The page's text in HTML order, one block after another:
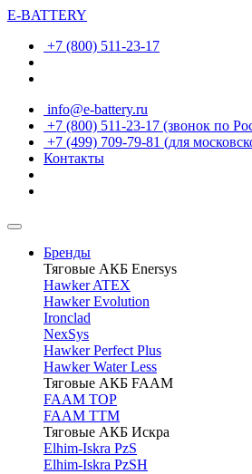
E-BATTERY
+7 (800) 511-23-17
info@e-battery.ru
+7 (800) 511-23-17 (звонок по
+7 (499) 709-79-81 (для
Контакты
Бренды
Тяговые АКБ Enersys
Hawker ATEX
Hawker Evolution
Ironclad
NexSys
Hawker Perfect Plus
Hawker Water Less
Тяговые АКБ FAAM
FAAM TOP
FAAM TTM
Тяговые АКБ Искра
Elhim-Iskra PzS
Elhim-Iskra PzSH